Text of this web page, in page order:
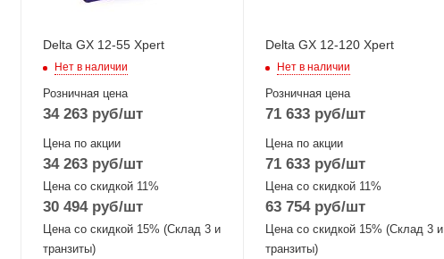
Delta GX 12-55 Xpert
Нет в наличии
Розничная цена
34 263 руб/шт
Цена по акции
34 263 руб/шт
Цена со скидкой 11%
30 494руб/шт
Цена со скидкой 15% (Склад 3 и
транзиты)
Delta GX 12-120 Xpert
Нет в наличии
Розничная цена
71 633руб/шт
Цена по акции
71 633руб/шт
Цена со скидкой 11%
63 754руб/шт
Цена со скидкой 15% (Склад 3 и
транзиты)